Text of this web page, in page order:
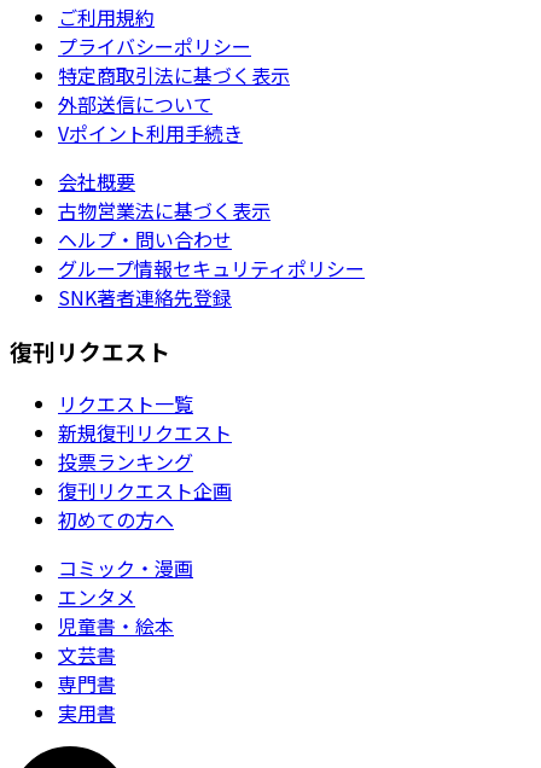
ご利用規約
プライバシーポリシー
特定商取引法に基づく表示
外部送信について
Vポイント利用手続き
会社概要
古物営業法に基づく表示
ヘルプ・問い合わせ
グループ情報セキュリティポリシー
SNK著者連絡先登録
復刊リクエスト
リクエスト一覧
新規復刊リクエスト
投票ランキング
復刊リクエスト企画
初めての方へ
コミック・漫画
エンタメ
児童書・絵本
文芸書
専門書
実用書